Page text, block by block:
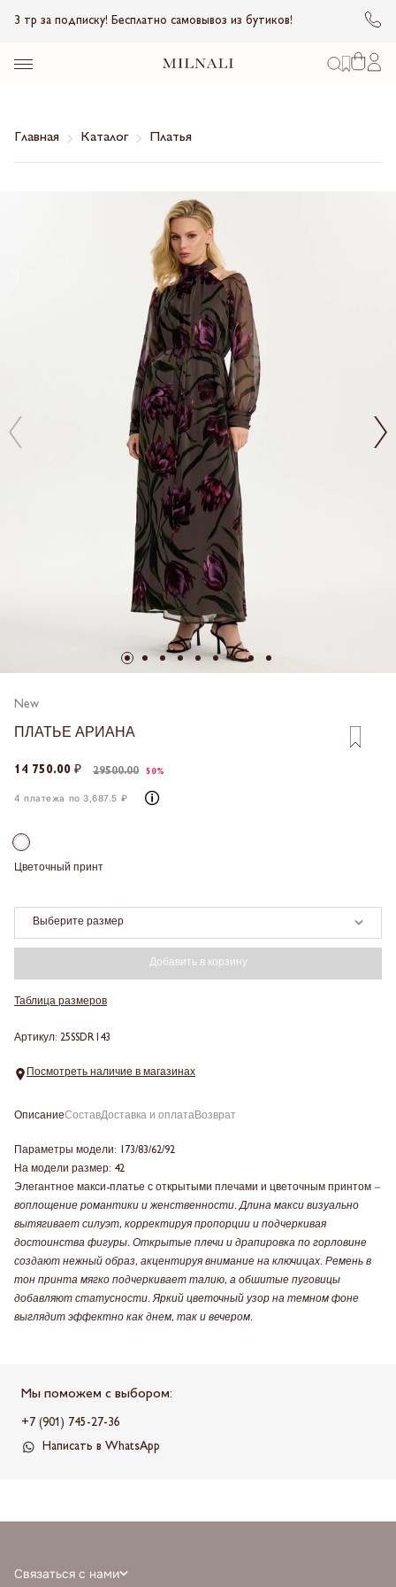
3 тр за подписку! Бесплатно самовывоз из бутиков!
Главная Каталог Платья
New
ПЛАТЬЕ АРИАНА
14 750.00 ₽ 29500.00 50%
4 платежа по 3,687.5 ₽
Цветочный принт
Выберите размер
Добавить в корзину
Таблица размеров
Артикул: 25SSDR143
Посмотреть наличие в магазинах
ОписаниеСоставДоставка и оплатаВозврат
Параметры модели: 173/83/62/92
На модели размер: 42
Элегантное макси-платье с открытыми плечами и цветочным принтом –
воплощение романтики и женственности. Длина макси визуально
вытягивает силуэт, корректируя пропорции и подчеркивая
достоинства фигуры. Открытые плечи и драпировка по горловине
создают нежный образ, акцентируя внимание на ключицах. Ремень в
тон принта мягко подчеркивает талию, а обшитые пуговицы
добавляют статусности. Яркий цветочный узор на темном фоне
выглядит эффектно как днем, так и вечером.
Мы поможем с выбором:
+7 (901) 745-27-36
Написать в WhatsApp
Связаться с нами